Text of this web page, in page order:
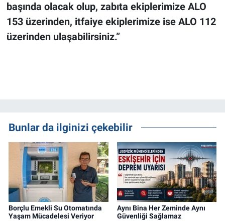
başında olacak olup, zabıta ekiplerimize ALO
153 üzerinden, itfaiye ekiplerimize ise ALO 112
üzerinden ulaşabilirsiniz.”
Bunlar da ilginizi çekebilir
Borçlu Emekli Su Otomatında
Yaşam Mücadelesi Veriyor
Aynı Bina Her Zeminde Aynı
Güvenliği Sağlamaz